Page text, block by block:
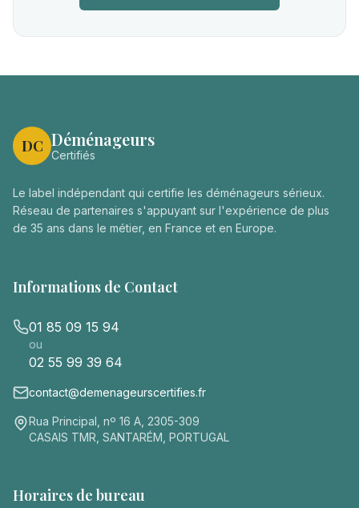
DC Déménageurs
Certifiés
Le label indépendant qui certifie les déménageurs sérieux.
Réseau de partenaires s'appuyant sur l'expérience de plus
de 35 ans dans le métier, en France et en Europe.
Informations de Contact
01 85 09 15 94
ou
02 55 99 39 64
contact@demenageurscertifies.fr
Rua Principal, nº 16 A, 2305-309
CASAIS TMR, SANTARÉM, PORTUGAL
Horaires de bureau